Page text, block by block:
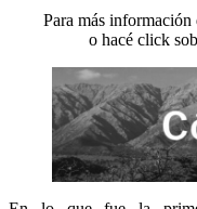
Para más
o hacé click